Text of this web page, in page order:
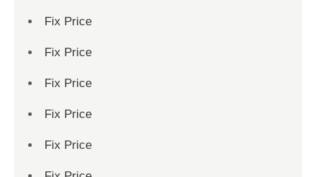
Fix Price
Fix Price
Fix Price
Fix Price
Fix Price